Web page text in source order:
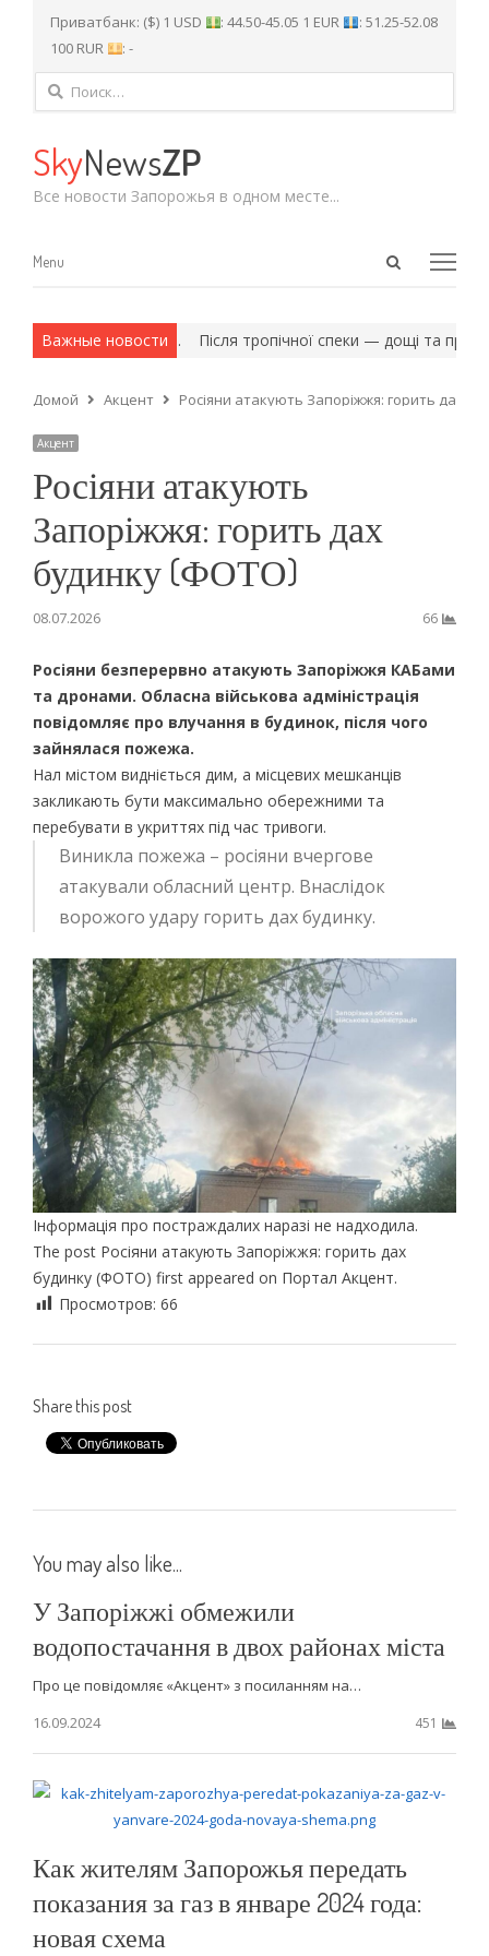
Приватбанк: ($) 1 USD : 44.50-45.05 1 EUR
: 51.25-52.08
100 RUR
: -
Найти:
SkyNewsZP
Все новости Запорожья в одном месте...
Open
Menu
Menu
Важные новости
и армейские методы. Після тропічної спеки — дощі та
Домой Акцент Росіяни атакують Запоріжжя: горить дах
Акцент
Росіяни атакують
Запоріжжя: горить дах
будинку (ФОТО)
08.07.2026 66
Росіяни безперервно атакують Запоріжжя КАБами
та дронами. Обласна військова адміністрація
повідомляє про влучання в будинок, після чого
зайнялася пожежа.
Нал містом видніється дим, а місцевих мешканців
закликають бути максимально обережними та
перебувати в укриттях під час тривоги.
Виникла пожежа – росіяни вчергове
атакували обласний центр. Внаслідок
ворожого удару горить дах будинку.
Інформація про постраждалих наразі не надходила.
The post Росіяни атакують Запоріжжя: горить дах
будинку (ФОТО) first appeared on Портал Акцент.
Просмотров: 66
Share this post
You may also like...
У Запоріжжі обмежили
водопостачання в двох районах міста
Про це повідомляє «Акцент» з посиланням на…
16.09.2024
451
Как жителям Запорожья передать
показания за газ в январе 2024 года:
новая схема